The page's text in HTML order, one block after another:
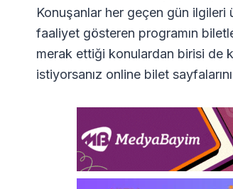
Konuşanlar her geçen gün ilgileri
faaliyet gösteren programın
merak ettiği konulardan birisi de
istiyorsanız online bilet